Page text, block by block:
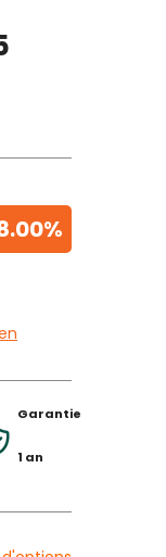
Garantie
1 an